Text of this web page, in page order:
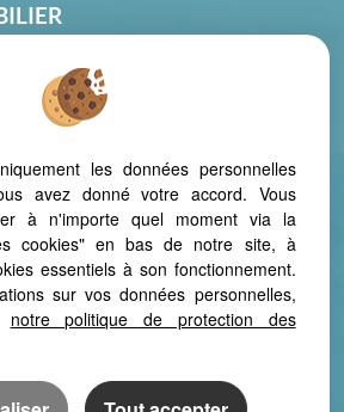
Avenue des cistes
LES BEZIERS
Extranet
votre smartphone, notre site s’adapte
aux différents types d'écrans
les données personnelles
avez donné votre accord. Vous
à n'importe quel moment via la
cookies" en bas de notre site, à
essentiels à son fonctionnement.
sur vos données personnelles,
notre politique de protection des